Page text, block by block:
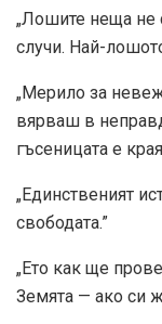
„Лошите неща не
случи. Най-
„Мерило за
вярваш в
гъсеницата е
„Единственият
свободата.”
„Ето как ще
Земята — ако си